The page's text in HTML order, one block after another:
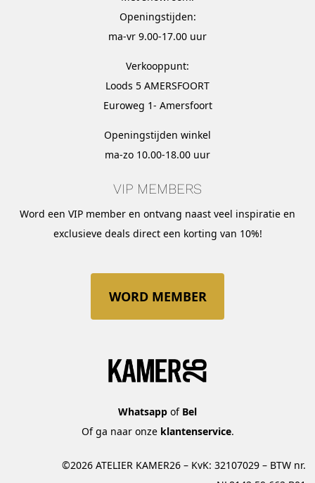
Openingstijden:
ma-vr 9.00-17.00 uur
Verkooppunt:
Loods 5 AMERSFOORT
Euroweg 1- Amersfoort
Openingstijden winkel
ma-zo 10.00-18.00 uur
VIP MEMBERS
Word een VIP member en ontvang naast veel inspiratie en
exclusieve deals direct een korting van 10%!
WORD MEMBER
Whatsapp of Bel
Of ga naar onze klantenservice.
©2026 ATELIER KAMER26 – KvK: 32107029 – BTW nr.